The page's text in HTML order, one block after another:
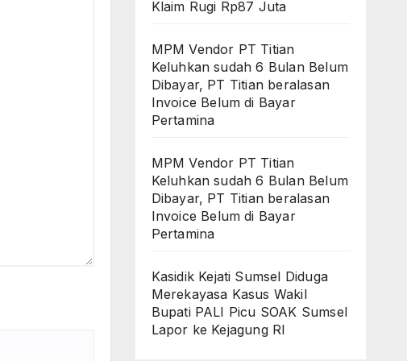
Klaim Rugi Rp87 Juta
MPM Vendor PT Titian
Keluhkan sudah 6 Bulan Belum
Dibayar, PT Titian beralasan
Invoice Belum di Bayar
Pertamina
MPM Vendor PT Titian
Keluhkan sudah 6 Bulan Belum
Dibayar, PT Titian beralasan
Invoice Belum di Bayar
Pertamina
Kasidik Kejati Sumsel Diduga
Merekayasa Kasus Wakil
Bupati PALI Picu SOAK Sumsel
Lapor ke Kejagung RI